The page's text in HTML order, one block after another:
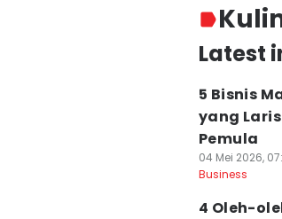
Latest
5 Bisnis
yang
Pemula
04 Mei 2026,
Business
4 Oleh-